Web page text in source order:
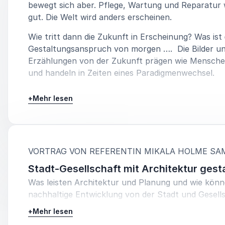
bewegt sich aber. Pflege, Wartung und Reparatur
gut. Die Welt wird anders erscheinen.
Wie tritt dann die Zukunft in Erscheinung? Was ist
Gestaltungsanspruch von morgen …. Die Bilder
Erzählungen von der Zukunft prägen wie
und handeln in Zeiten eines Paradigmenwechsel.
und in der Praxis im Bestand und mit gebrauchten
Material generell.
Ein reduktiver Ansatz rüttelt grundlegend an dem,
seit Generationen für modern (und schön)
geradlinig, un-dekoriert.
Heute stellt sich die Frage: Was ist denn modern?
+Mehr lesen
VORTRAG VON REFERENTIN MIKALA HOLME
Stadt-Gesellschaft mit Architektur
Was leisten Architektur und Planung und wie
nachhaltige Entwicklung von der Stadt und
unterstützen? Wie schaffen wir dadurch neue
von dem guten Leben? Und wie können wir auch
+Mehr lesen